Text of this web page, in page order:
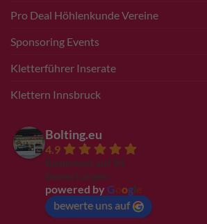
Pro Deal Höhlenkunde Vereine
Sponsoring Events
Kletterführer Inserate
Klettern Innsbruck
Bolting.eu
4.9
Basierend auf 94
Bewertungen
powered by G ogl
bewerte uns auf